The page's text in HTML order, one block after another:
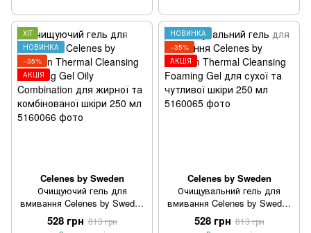
ХІТ
НОВИНКА
−35%
АКЦІЯ
Celenes by Sweden
Очищуючий гель для
вмивання Celenes by Sweden
Thermal Cleansing Foaming Gel
Oily Combination для жирної
528 грн 813 грн
НОВИНКА
−35%
АКЦІЯ
Celenes by Sweden
Очищувальний гель для
вмивання Celenes by Sweden
Thermal Cleansing Foaming Gel
для сухої та чутливої шкіри
528 грн 813 грн